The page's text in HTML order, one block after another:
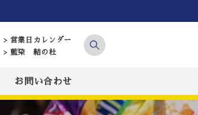
> 営業日カレンダー
> 藍染 結の杜
お問い合わせ